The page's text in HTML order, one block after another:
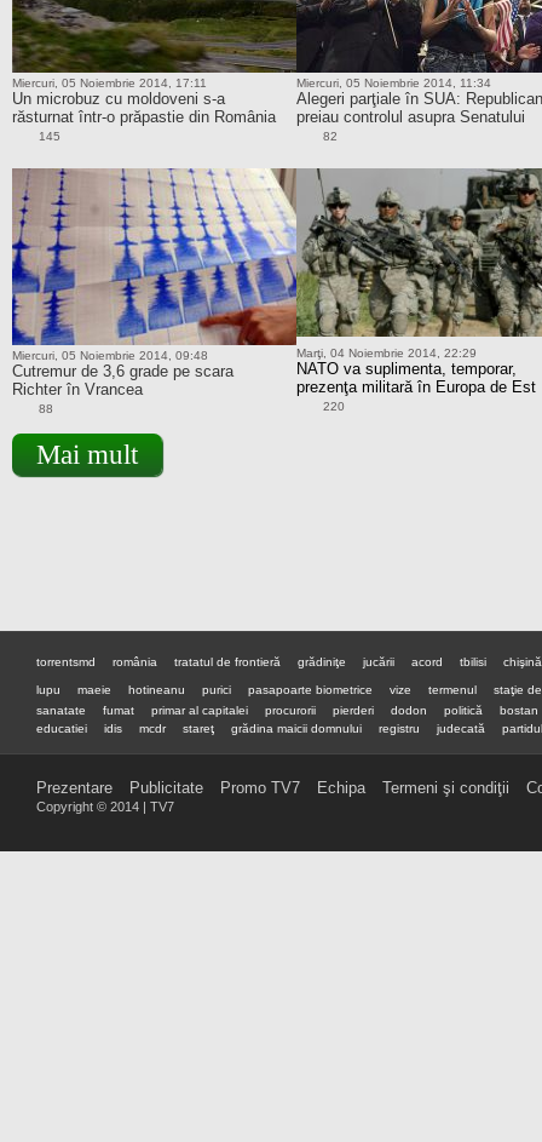
Miercuri, 05 Noiembrie 2014, 17:11
Un microbuz cu moldoveni s-a
răsturnat într-o prăpastie din România
145
Miercuri, 05 Noiembrie 2014, 11:34
Alegeri parţiale în SUA:
preiau controlul asupra Senatului
82
Miercuri, 05 Noiembrie 2014, 09:48
Cutremur de 3,6 grade pe scara
Richter în Vrancea
88
Marţi, 04 Noiembrie 2014, 22:29
NATO va suplimenta, temporar,
prezenţa militară în Europa de Est
220
Mai mult
torrentsmd românia tratatul de frontieră grădiniţe jucării acord tbilisi
lupu maeie hotineanu purici pasapoarte biometrice vize termenul
staţie
sanatate
fumat primar al capitalei procurorii pierderi dodon politică
bostan
educatiei
idis mcdr stareţ grădina maicii domnului registru judecată
Prezentare Publicitate Promo TV7 Echipa Termeni şi condiţii
Copyright © 2014 | TV7